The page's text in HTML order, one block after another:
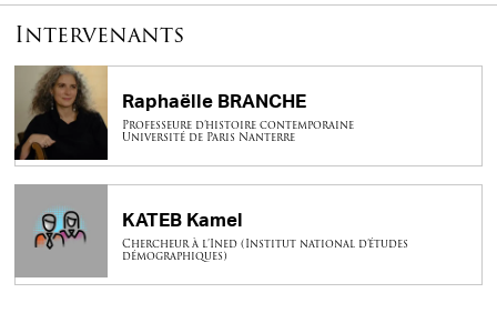
Intervenants
Raphaëlle BRANCHE
Professeure d’histoire contemporaine
Université de Paris Nanterre
KATEB Kamel
Chercheur à l’Ined (Institut national d’études
démographiques)